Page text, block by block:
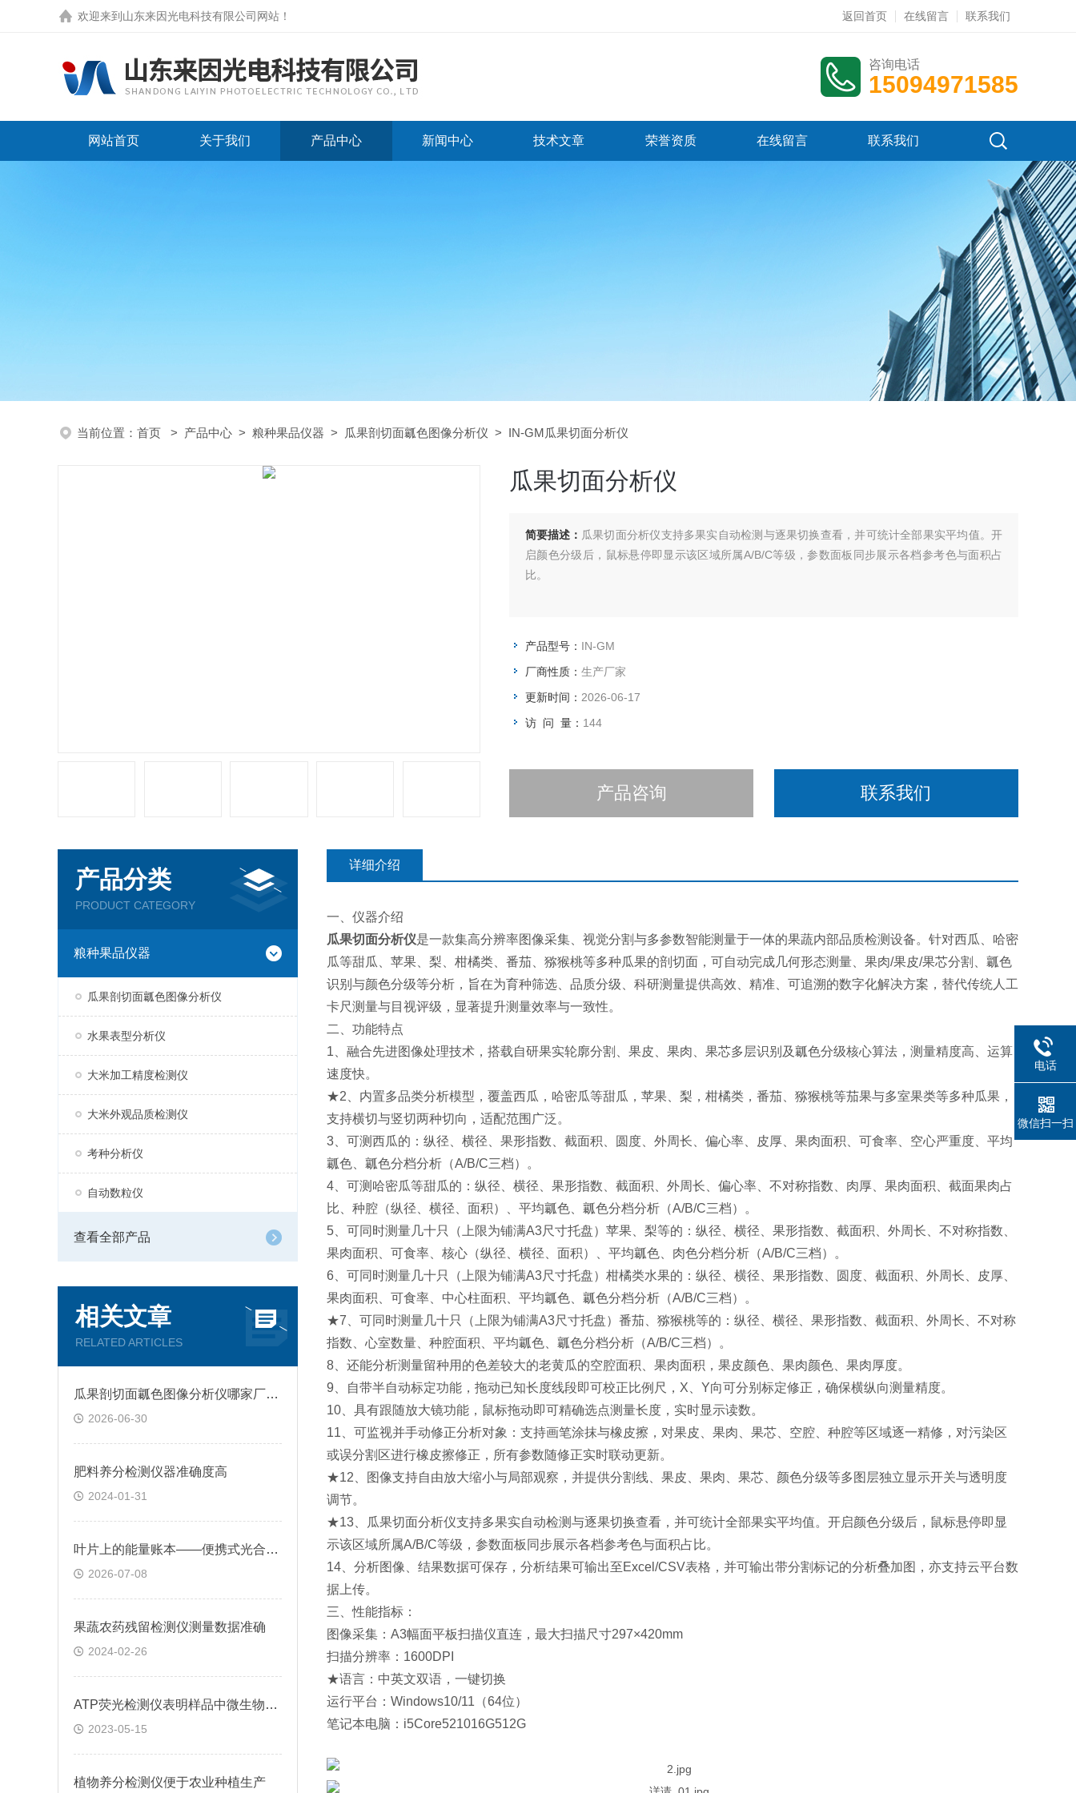
欢迎来到 山东来因光电科技有限公司网站 ！ 返回首页 在线留言 联系我们
咨询电话
15094971585
网站首页 关于我们 产品中心 新闻中心 技术文章 荣誉资质 在线留言 联系我们
当前位置： 首页 > 产品中心 > 粮种果品仪器 > 瓜果剖切面瓤色图像分析仪 > IN-GM瓜果切面分析仪
瓜果切面分析仪
简要描述： 瓜果切面分析仪支持多果实自动检测与逐果切换查看，并可统计全部果实平均值。开
启颜色分级后，鼠标悬停即显示该区域所属A/B/C等级，参数面板同步展示各档参考色与面积占
比。
产品型号： IN-GM
厂商性质： 生产厂家
更新时间： 2026-06-17
访 问 量： 144
产品咨询 联系我们
产品分类
PRODUCT CATEGORY
粮种果品仪器
瓜果剖切面瓤色图像分析仪
水果表型分析仪
大米加工精度检测仪
大米外观品质检测仪
考种分析仪
自动数粒仪
查看全部产品
相关文章
RELATED ARTICLES
瓜果剖切面瓤色图像分析仪哪家厂家靠谱？多层级分割技术的选型对比指南
2026-06-30
肥料养分检测仪器准确度高
2024-01-31
叶片上的能量账本——便携式光合仪原理与作物抗逆及生理生态应用
2026-07-08
果蔬农药残留检测仪测量数据准确
2024-02-26
ATP荧光检测仪表明样品中微生物残余的多少
2023-05-15
植物养分检测仪便于农业种植生产
详细介绍
一、仪器介绍
瓜果切面分析仪是一款集高分辨率图像采集、视觉分割与多参数智能测量于一体的果蔬内部品质检测设备。针对西瓜、哈密
瓜等甜瓜、苹果、梨、柑橘类、番茄、猕猴桃等多种瓜果的剖切面，可自动完成几何形态测量、果肉/果皮/果芯分割、瓤色
识别与颜色分级等分析，旨在为育种筛选、品质分级、科研测量提供高效、精准、可追溯的数字化解决方案，替代传统人工
卡尺测量与目视评级，显著提升测量效率与一致性。
二、功能特点
1、融合先进图像处理技术，搭载自研果实轮廓分割、果皮、果肉、果芯多层识别及瓤色分级核心算法，测量精度高、运算
速度快。
★2、内置多品类分析模型，覆盖西瓜，哈密瓜等甜瓜，苹果、梨，柑橘类，番茄、猕猴桃等茄果与多室果类等多种瓜果，
支持横切与竖切两种切向，适配范围广泛。
3、可测西瓜的：纵径、横径、果形指数、截面积、圆度、外周长、偏心率、皮厚、果肉面积、可食率、空心严重度、平均
瓤色、瓤色分档分析（A/B/C三档）。
4、可测哈密瓜等甜瓜的：纵径、横径、果形指数、截面积、外周长、偏心率、不对称指数、肉厚、果肉面积、截面果肉占
比、种腔（纵径、横径、面积）、平均瓤色、瓤色分档分析（A/B/C三档）。
5、可同时测量几十只（上限为铺满A3尺寸托盘）苹果、梨等的：纵径、横径、果形指数、截面积、外周长、不对称指数、
果肉面积、可食率、核心（纵径、横径、面积）、平均瓤色、肉色分档分析（A/B/C三档）。
6、可同时测量几十只（上限为铺满A3尺寸托盘）柑橘类水果的：纵径、横径、果形指数、圆度、截面积、外周长、皮厚、
果肉面积、可食率、中心柱面积、平均瓤色、瓤色分档分析（A/B/C三档）。
★7、可同时测量几十只（上限为铺满A3尺寸托盘）番茄、猕猴桃等的：纵径、横径、果形指数、截面积、外周长、不对称
指数、心室数量、种腔面积、平均瓤色、瓤色分档分析（A/B/C三档）。
8、还能分析测量留种用的色差较大的老黄瓜的空腔面积、果肉面积，果皮颜色、果肉颜色、果肉厚度。
9、自带半自动标定功能，拖动已知长度线段即可校正比例尺，X、Y向可分别标定修正，确保横纵向测量精度。
10、具有跟随放大镜功能，鼠标拖动即可精确选点测量长度，实时显示读数。
11、可监视并手动修正分析对象：支持画笔涂抹与橡皮擦，对果皮、果肉、果芯、空腔、种腔等区域逐一精修，对污染区
或误分割区进行橡皮擦修正，所有参数随修正实时联动更新。
★12、图像支持自由放大缩小与局部观察，并提供分割线、果皮、果肉、果芯、颜色分级等多图层独立显示开关与透明度
调节。
★13、瓜果切面分析仪支持多果实自动检测与逐果切换查看，并可统计全部果实平均值。开启颜色分级后，鼠标悬停即显
示该区域所属A/B/C等级，参数面板同步展示各档参考色与面积占比。
14、分析图像、结果数据可保存，分析结果可输出至Excel/CSV表格，并可输出带分割标记的分析叠加图，亦支持云平台数
据上传。
三、性能指标：
图像采集：A3幅面平板扫描仪直连，最大扫描尺寸297×420mm
扫描分辨率：1600DPI
★语言：中英文双语，一键切换
运行平台：Windows10/11（64位）
笔记本电脑：i5Core521016G512G
电话
微信扫一扫